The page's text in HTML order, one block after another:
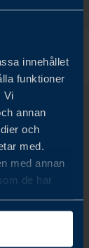
innehållet
funktioner
Vi
annan
och
med.
med annan
de har